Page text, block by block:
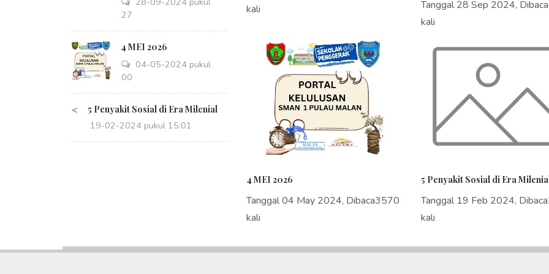
14:27
4 MEI 2026
04-05-2024 pukul
08:00
< 5 Penyakit Sosial di Era Milenial
19-02-2024 pukul 15:01
kali
Tanggal 28 Sep 2024,
kali
4 MEI 2026
Tanggal 04 May 2024, Dibaca3570
kali
5 Penyakit Sosial di Era
Tanggal 19 Feb 2024,
kali